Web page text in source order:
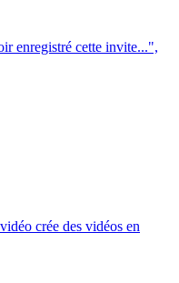
enregistré cette invite...",
crée des vidéos en